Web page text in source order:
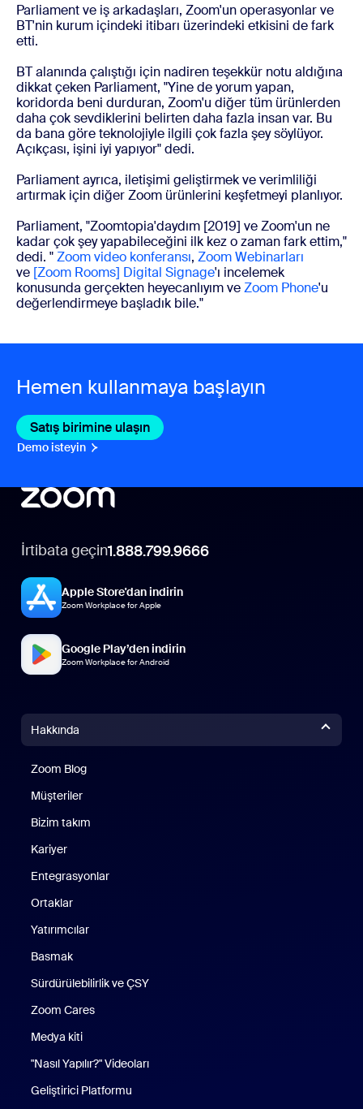
Parliament ve iş arkadaşları, Zoom'un operasyonlar ve
BT'nin kurum içindeki itibarı üzerindeki etkisini de fark
etti.
BT alanında çalıştığı için nadiren teşekkür notu aldığına
dikkat çeken Parliament, "Yine de yorum yapan,
koridorda beni durduran, Zoom'u diğer tüm ürünlerden
daha çok sevdiklerini belirten daha fazla insan var. Bu
da bana göre teknolojiyle ilgili çok fazla şey söylüyor.
Açıkçası, işini iyi yapıyor" dedi.
Parliament ayrıca, iletişimi geliştirmek ve verimliliği
artırmak için diğer Zoom ürünlerini keşfetmeyi planlıyor.
Parliament, "Zoomtopia'daydım [2019] ve Zoom'un ne
kadar çok şey yapabileceğini ilk kez o zaman fark ettim,"
dedi. "Zoom video konferansı, Zoom Webinarları
ve [Zoom Rooms] Digital Signage'ı incelemek
konusunda gerçekten heyecanlıyım veZoom Phone'u
değerlendirmeye başladık bile."
Hemen kullanmaya başlayın
Satış birimine ulaşın Satış birimine ulaşın
Demo isteyin Demo İsteyin
İrtibata geçin1.888.799.9666
Apple Store'dan indirin
Zoom Workplace for Apple
Google Play’den indirin
Zoom Workplace for Android
Hakkında
Zoom Blog
Müşteriler
Bizim takım
Kariyer
Entegrasyonlar
Ortaklar
Yatırımcılar
Basmak
Sürdürülebilirlik ve ÇSY
Zoom Cares
Medya kiti
"Nasıl Yapılır?" Videoları
Geliştirici Platformu